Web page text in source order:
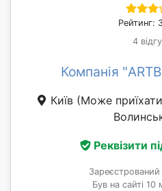
Рейтинг:
4
Компанія
Київ (Може
Реквізити
Був на сайті 10